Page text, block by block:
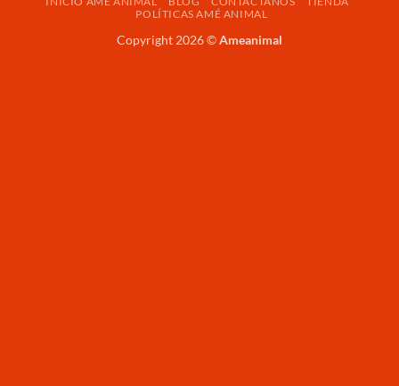
Delivery
Pickup
POLÍTICAS AMÉ ANIMAL
Copyright 2026 ©Ameanimal